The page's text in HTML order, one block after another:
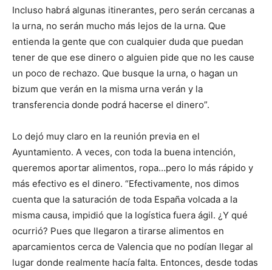
Incluso habrá algunas itinerantes, pero serán cercanas a
la urna, no serán mucho más lejos de la urna. Que
entienda la gente que con cualquier duda que puedan
tener de que ese dinero o alguien pide que no les cause
un poco de rechazo. Que busque la urna, o hagan un
bizum que verán en la misma urna verán y la
transferencia donde podrá hacerse el dinero”.
Lo dejó muy claro en la reunión previa en el
Ayuntamiento. A veces, con toda la buena intención,
queremos aportar alimentos, ropa…pero lo más rápido y
más efectivo es el dinero. “Efectivamente, nos dimos
cuenta que la saturación de toda España volcada a la
misma causa, impidió que la logística fuera ágil. ¿Y qué
ocurrió? Pues que llegaron a tirarse alimentos en
aparcamientos cerca de Valencia que no podían llegar al
lugar donde realmente hacía falta. Entonces, desde todas